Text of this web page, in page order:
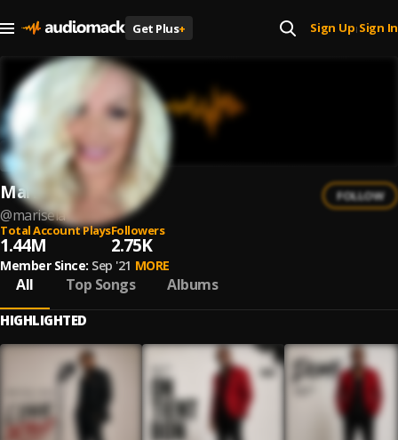
Get Plus+ Sign Up| Sign In
Marisela
@marisela
FOLLOW
Total Account Plays
1.44M
Followers
2.75K
Member Since: Sep '21 MORE
All Top Songs Albums
HIGHLIGHTED